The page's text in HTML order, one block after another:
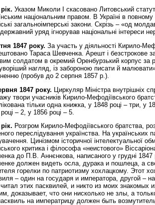
Указом Миколи І скасовано Литовський
національним правом. В Україні в повному
загальноімперські закони. Скрізь – «од
уряд ігнорував національні інтереси
1847 року. За участь у діяльності Кирило-
Тараса Шевченка. Арешт і безстрокове
солдатом в окремий Оренбурзький корпус за
нагляд, із забороною писати й
(пробув до 2 серпня 1857 р.).
1847 року. Циркуляр Міністра внутрішніх
твори учасників Кирило-Мефодіївського
тільки одна книжка, у 1848 році – три, у
– 2, у 1856 році – 5.
Розгром Кирило-Мефодіївського братства,
переслідування українства. На українських
Цинізмом історичної інтелектуальної
критика і філософа «неистового»
до П.В. Аннєнкова, написаного у грудні
должен видеть осла, дурака и пошлеца, а
горелки по патриотизму хохлацкому. Этот
– один на государя и императора, другой –
этих пасквилей, и никто из моих знакомых
доказывает, что они нисколько не злы, а
на императрицу должен быть